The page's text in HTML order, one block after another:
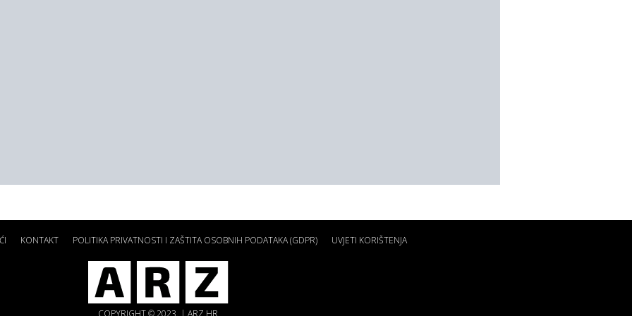
KONTAKT POLITIKA PRIVATNOSTI I ZAŠTITA OSOBNIH PODATAKA (GDPR) UVJETI KORIŠTENJA
COPYRIGHT © 2023. | ARZ.HR